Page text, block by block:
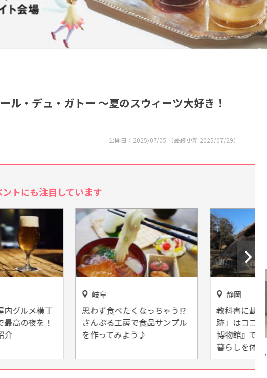
ル・デュ・ガトー ～夏のスウィーツ大好き！
公開日： 2025/07/05 （最終更新 2025/07/29）
トにも注目しています
わず食べたくなっちゃう!?
んぷる工房で食品サンプル
作ってみよう♪
教科書に載っていた「登呂遺
跡」はココ！『静岡市立登呂
博物館』で弥生時代の人々の
「銀座に志かわ」岐阜県大垣